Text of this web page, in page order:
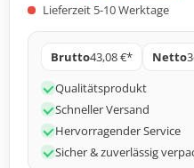
Lieferzeit 5-10 Werktage
Brutto43,08 €* Netto
Qualitätsprodukt
Schneller Versand
Hervorragender Service
Sicher & zuverlässig